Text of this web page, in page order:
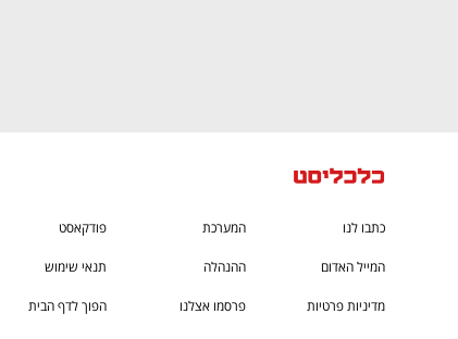
כתבו לנו המערכת פודקאסט
המייל האדום ההנהלה תנאי שימוש
מדיניות פרטיות פרסמו אצלנו הפוך לדף הבית